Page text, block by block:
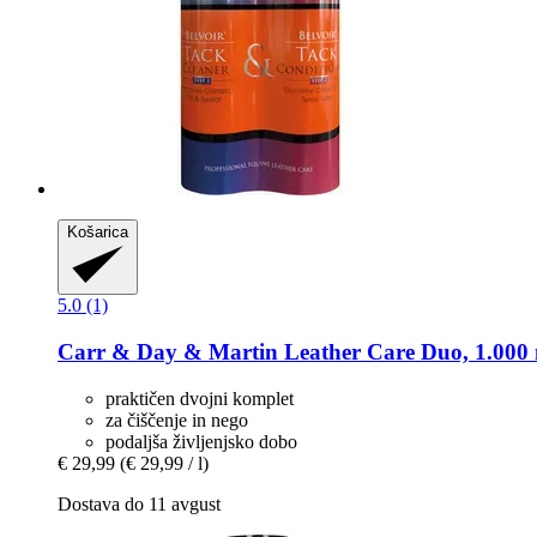
Košarica
5.0 (1)
Carr & Day & Martin Leather Care Duo, 1.000
praktičen dvojni komplet
za čiščenje in nego
podaljša življenjsko dobo
€ 29,99 (€ 29,99 / l)
Dostava do 11 avgust